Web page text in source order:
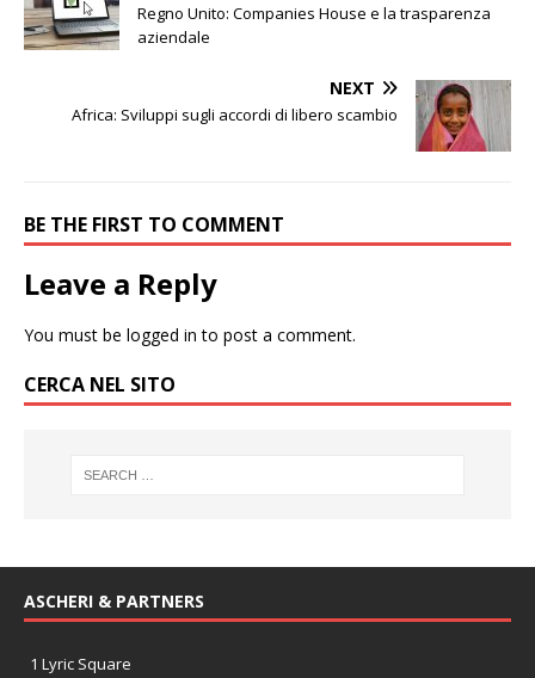
Regno Unito: Companies House e la trasparenza
aziendale
NEXT
Africa: Sviluppi sugli accordi di libero scambio
BE THE FIRST TO COMMENT
Leave a Reply
You must be logged in to post a comment.
CERCA NEL SITO
ASCHERI & PARTNERS
1 Lyric Square